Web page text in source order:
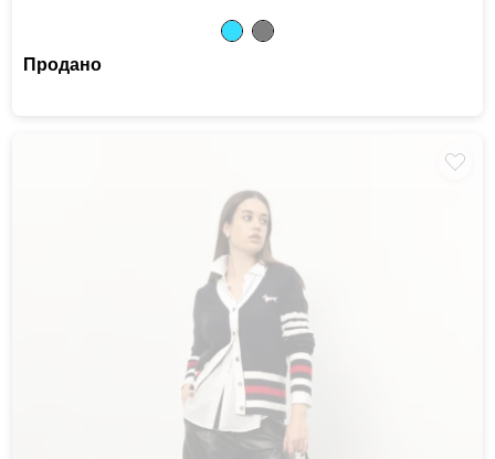
Продано